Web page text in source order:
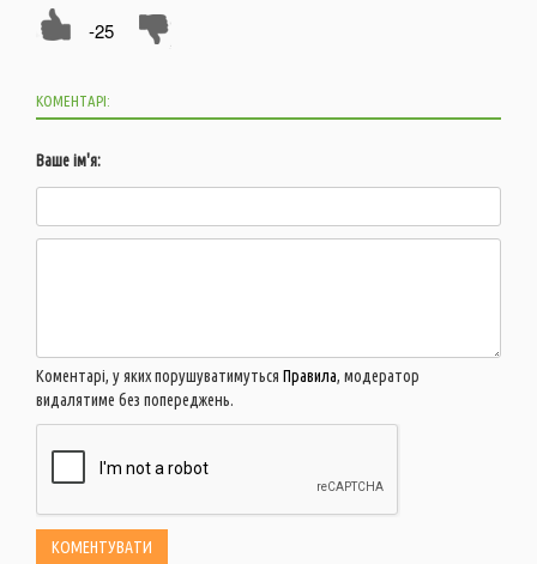
-25
КОМЕНТАРІ:
Ваше ім'я:
Коментарі, у яких порушуватимуться Правила, модератор
видалятиме без попереджень.